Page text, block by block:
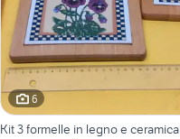
6
Kit 3 formelle in legno e ceramica